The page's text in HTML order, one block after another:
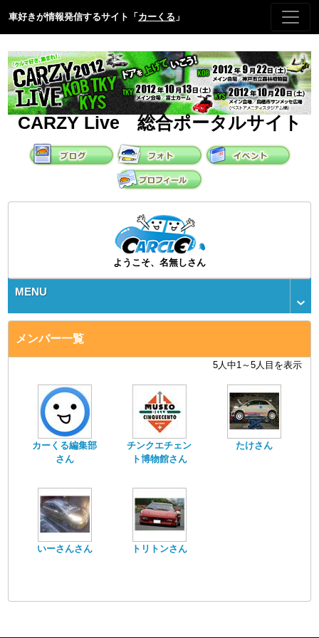
車好きが情報発信するサイト「 カーくる 」
CARZY Live 総合ポータルサイト
ようこそ、名無しさん
MENU
メンバー一覧
5人中1～5人目を表示
カーくる編集部
さん
チンクエチェン
ト博物館さん
たけさん
いーさんさん トリトンさん